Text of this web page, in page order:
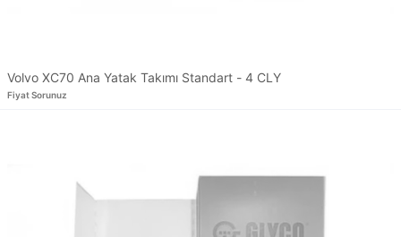
Volvo XC70 Ana Yatak Takımı Standart - 4 CLY
Fiyat Sorunuz